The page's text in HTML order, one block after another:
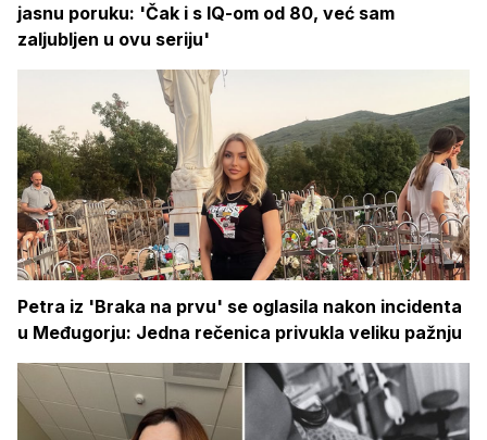
jasnu poruku: 'Čak i s IQ-om od 80, već sam
zaljubljen u ovu seriju'
Petra iz 'Braka na prvu' se oglasila nakon incidenta
u Međugorju: Jedna rečenica privukla veliku pažnju